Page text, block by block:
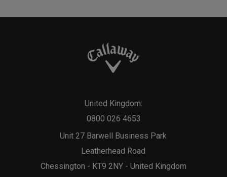
Unit 27 Barwell Business Park
Leatherhead Road
Chessington - KT9 2NY - United Kingdom
United Kingdom:
0800 026 4653